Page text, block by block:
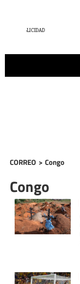
CORREO > Congo
Congo